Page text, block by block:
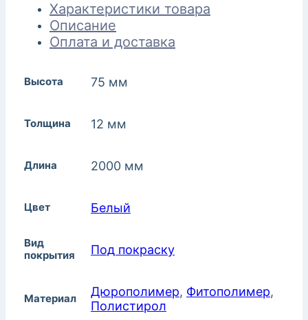
Характеристики товара
Описание
Оплата и доставка
Высота 75 мм
Толщина 12 мм
Длина 2000 мм
Цвет Белый
Вид
покрытия
Под покраску
Материал Дюрополимер, Фитополимер,
Полистирол